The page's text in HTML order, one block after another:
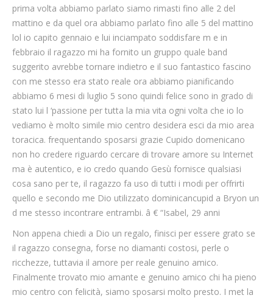
prima volta abbiamo parlato siamo rimasti fino alle 2 del
mattino e da quel ora abbiamo parlato fino alle 5 del mattino
lol io capito gennaio e lui inciampato soddisfare m e in
febbraio il ragazzo mi ha fornito un gruppo quale band
suggerito avrebbe tornare indietro e il suo fantastico fascino
con me stesso era stato reale ora abbiamo pianificando
abbiamo 6 mesi di luglio 5 sono quindi felice sono in grado di
stato lui l ‘passione per tutta la mia vita ogni volta che io lo
vediamo è molto simile mio centro desidera esci da mio area
toracica. frequentando sposarsi grazie Cupido domenicano
non ho credere riguardo cercare di trovare amore su Internet
ma è autentico, e io credo quando Gesù fornisce qualsiasi
cosa sano per te, il ragazzo fa uso di tutti i modi per offrirti
quello e secondo me Dio utilizzato dominicancupid a Bryon un
d me stesso incontrare entrambi. â € “Isabel, 29 anni
Non appena chiedi a Dio un regalo, finisci per essere grato se
il ragazzo consegna, forse no diamanti costosi, perle o
ricchezze, tuttavia il amore per reale genuino amico.
Finalmente trovato mio amante e genuino amico chi ha pieno
mio centro con felicità, siamo sposarsi molto presto. I met la